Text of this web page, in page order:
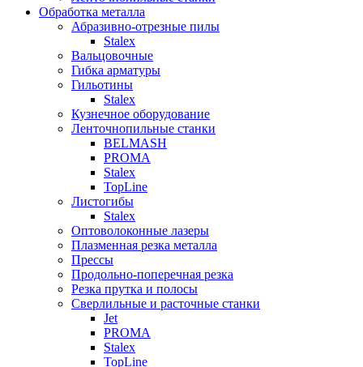
Обработка металла
Абразивно-отрезные пилы
Stalex
Вальцовочные
Гибка арматуры
Гильотины
Stalex
Кузнечное оборудование
Ленточнопильные станки
BELMASH
PROMA
Stalex
TopLine
Листогибы
Stalex
Оптоволоконные лазеры
Плазменная резка металла
Прессы
Продольно-поперечная резка
Резка прутка и полосы
Сверлильные и расточные станки
Jet
PROMA
Stalex
TopLine